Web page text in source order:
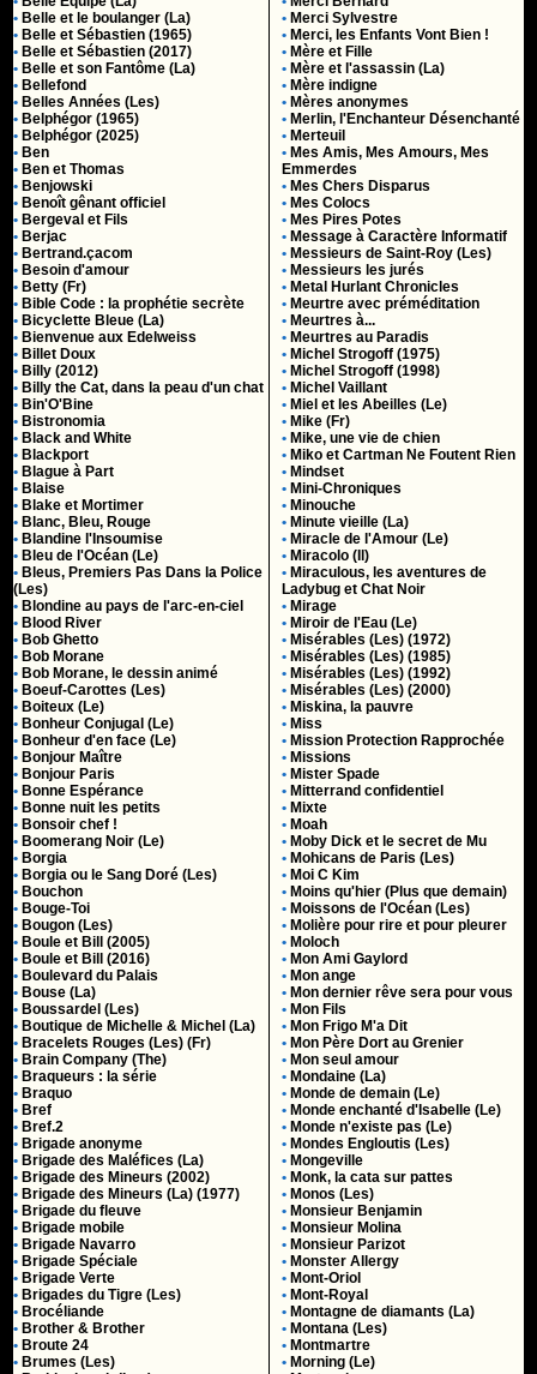
• Belle et le boulanger (La)
• Belle et Sébastien (1965)
• Belle et Sébastien (2017)
• Belle et son Fantôme (La)
• Bellefond
• Belles Années (Les)
• Belphégor (1965)
• Belphégor (2025)
• Ben
• Ben et Thomas
• Benjowski
• Benoît gênant officiel
• Bergeval et Fils
• Berjac
• Bertrand.çacom
• Besoin d'amour
• Betty (Fr)
• Bible Code : la prophétie secrète
• Bicyclette Bleue (La)
• Bienvenue aux Edelweiss
• Billet Doux
• Billy (2012)
• Billy the Cat, dans la peau d'un chat
• Bin'O'Bine
• Bistronomia
• Black and White
• Blackport
• Blague à Part
• Blaise
• Blake et Mortimer
• Blanc, Bleu, Rouge
• Blandine l'Insoumise
• Bleu de l'Océan (Le)
• Bleus, Premiers Pas Dans la Police
(Les)
• Blondine au pays de l'arc-en-ciel
• Blood River
• Bob Ghetto
• Bob Morane
• Bob Morane, le dessin animé
• Boeuf-Carottes (Les)
• Boiteux (Le)
• Bonheur Conjugal (Le)
• Bonheur d'en face (Le)
• Bonjour Maître
• Bonjour Paris
• Bonne Espérance
• Bonne nuit les petits
• Bonsoir chef !
• Boomerang Noir (Le)
• Borgia
• Borgia ou le Sang Doré (Les)
• Bouchon
• Bouge-Toi
• Bougon (Les)
• Boule et Bill (2005)
• Boule et Bill (2016)
• Boulevard du Palais
• Bouse (La)
• Boussardel (Les)
• Boutique de Michelle & Michel (La)
• Bracelets Rouges (Les) (Fr)
• Brain Company (The)
• Braqueurs : la série
• Braquo
• Bref
• Bref.2
• Brigade anonyme
• Brigade des Maléfices (La)
• Brigade des Mineurs (2002)
• Brigade des Mineurs (La) (1977)
• Brigade du fleuve
• Brigade mobile
• Brigade Navarro
• Brigade Spéciale
• Brigade Verte
• Brigades du Tigre (Les)
• Brocéliande
• Brother & Brother
• Broute 24
• Brumes (Les)
• Merci Sylvestre
• Merci, les Enfants Vont Bien !
• Mère et Fille
• Mère et l'assassin (La)
• Mère indigne
• Mères anonymes
• Merlin, l'Enchanteur Désenchanté
• Merteuil
• Mes Amis, Mes Amours, Mes
Emmerdes
• Mes Chers Disparus
• Mes Colocs
• Mes Pires Potes
• Message à Caractère Informatif
• Messieurs de Saint-Roy (Les)
• Messieurs les jurés
• Metal Hurlant Chronicles
• Meurtre avec préméditation
• Meurtres à...
• Meurtres au Paradis
• Michel Strogoff (1975)
• Michel Strogoff (1998)
• Michel Vaillant
• Miel et les Abeilles (Le)
• Mike (Fr)
• Mike, une vie de chien
• Miko et Cartman Ne Foutent Rien
• Mindset
• Mini-Chroniques
• Minouche
• Minute vieille (La)
• Miracle de l'Amour (Le)
• Miracolo (Il)
• Miraculous, les aventures de
Ladybug et Chat Noir
• Mirage
• Miroir de l'Eau (Le)
• Misérables (Les) (1972)
• Misérables (Les) (1985)
• Misérables (Les) (1992)
• Misérables (Les) (2000)
• Miskina, la pauvre
• Miss
• Mission Protection Rapprochée
• Missions
• Mister Spade
• Mitterrand confidentiel
• Mixte
• Moah
• Moby Dick et le secret de Mu
• Mohicans de Paris (Les)
• Moi C Kim
• Moins qu'hier (Plus que demain)
• Moissons de l'Océan (Les)
• Molière pour rire et pour pleurer
• Moloch
• Mon Ami Gaylord
• Mon ange
• Mon dernier rêve sera pour vous
• Mon Fils
• Mon Frigo M'a Dit
• Mon Père Dort au Grenier
• Mon seul amour
• Mondaine (La)
• Monde de demain (Le)
• Monde enchanté d'Isabelle (Le)
• Monde n'existe pas (Le)
• Mondes Engloutis (Les)
• Mongeville
• Monk, la cata sur pattes
• Monos (Les)
• Monsieur Benjamin
• Monsieur Molina
• Monsieur Parizot
• Monster Allergy
• Mont-Oriol
• Mont-Royal
• Montagne de diamants (La)
• Montana (Les)
• Montmartre
• Morning (Le)